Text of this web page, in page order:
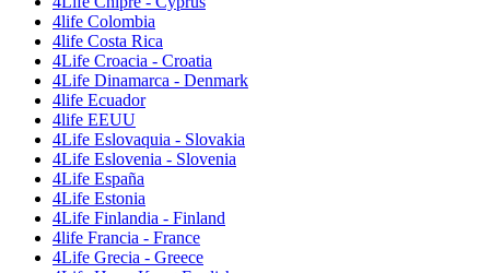
4life Colombia
4life Costa Rica
4Life Croacia - Croatia
4Life Dinamarca - Denmark
4life Ecuador
4life EEUU
4Life Eslovaquia - Slovakia
4Life Eslovenia - Slovenia
4Life España
4Life Estonia
4Life Finlandia - Finland
4life Francia - France
4Life Grecia - Greece